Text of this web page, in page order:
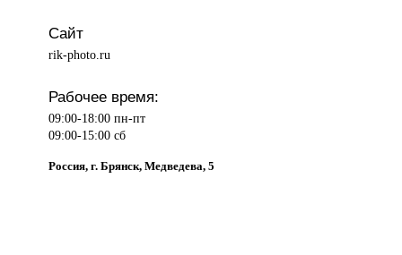
Сайт
rik-photo.ru
Рабочее время:
09:00-18:00 пн-пт
09:00-15:00 сб
Россия, г. Брянск, Медведева, 5